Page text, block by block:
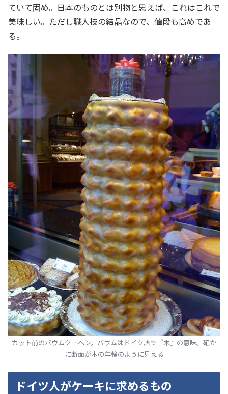
ていて固め。日本のものとは別物と思えば、これはこれで
美味しい。ただし職人技の結晶なので、値段も高めであ
る。
カット前のバウムクーヘン。バウムはドイツ語で『木』の意味。確か
に断面が木の年輪のように見える
ドイツ人がケーキに求めるもの